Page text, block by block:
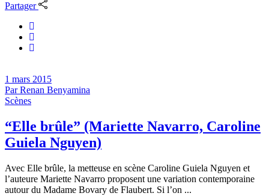
Partager
1 mars 2015
ParRenan Benyamina
Scènes
“Elle brûle” (Mariette Navarro, Caroline
Guiela Nguyen)
Avec Elle brûle, la metteuse en scène Caroline Guiela Nguyen et
l’auteure Mariette Navarro proposent une variation contemporaine
autour du Madame Bovary de Flaubert. Si l’on ...